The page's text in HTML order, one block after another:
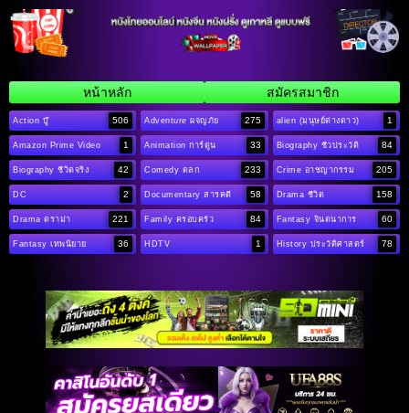
หน้าหลัก สมัครสมาชิก
Action บู๊ 506 Adventure ผจญภัย 275 alien (มนุษย์ต่างดาว) 1
Amazon Prime Video 1 Animation การ์ตูน 33 Biography ชีวประวัติ 84
Biography ชีวิตจริง 42 Comedy ตลก 233 Crime อาชญากรรม 205
DC 2 Documentary สารคดี 58 Drama ชีวิต 158
Drama ดราม่า 221 Family ครอบครัว 84 Fantasy จินตนาการ 60
Fantasy เทพนิยาย 36 HDTV 1 History ประวัติศาสตร์ 78